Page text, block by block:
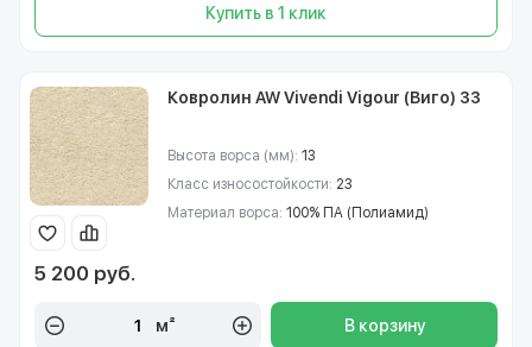
Купить в 1 клик
Ковролин AW Vivendi Vigour (Виго) 33
Высота ворса (мм): 13
Класс износостойкости: 23
Материал ворса: 100% ПА (Полиамид)
5 200 руб.
м² В корзину